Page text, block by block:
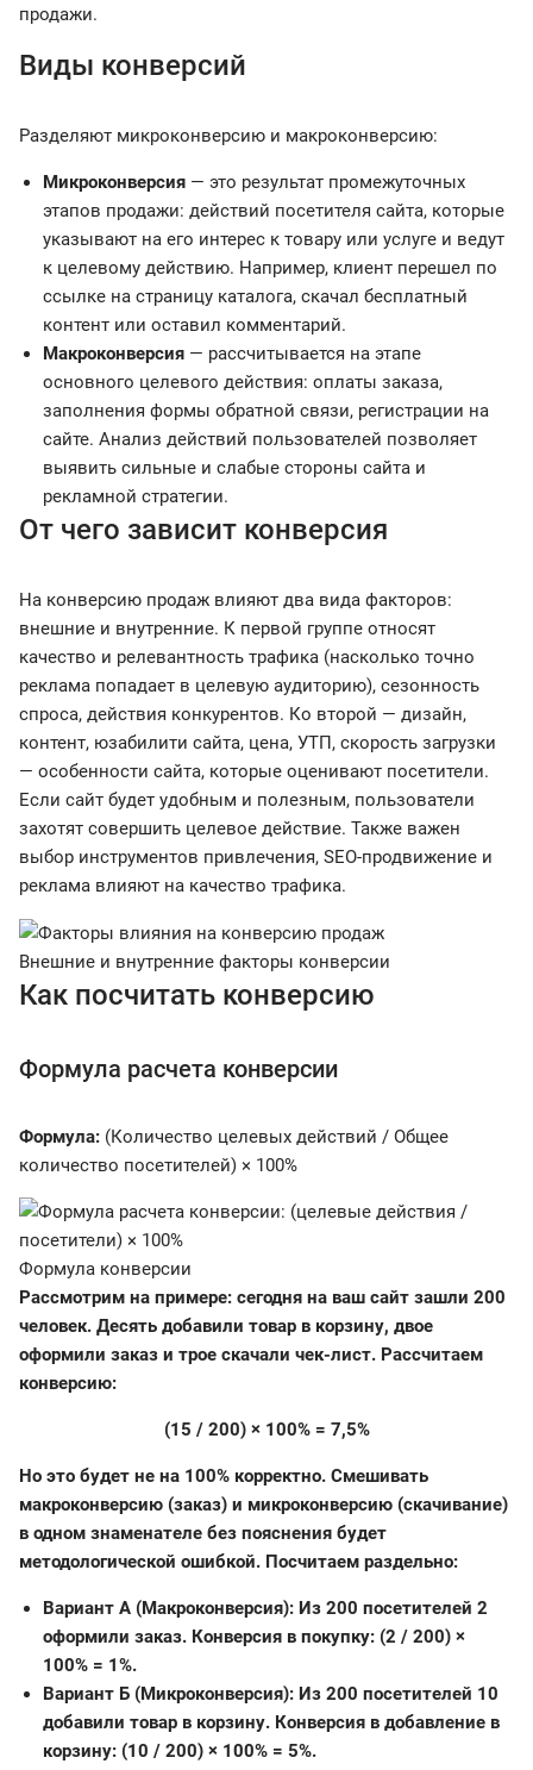
продажи.
Виды конверсий
Разделяют микроконверсию и макроконверсию:
Микроконверсия — это результат промежуточных
этапов продажи: действий посетителя сайта, которые
указывают на его интерес к товару или услуге и ведут
к целевому действию. Например, клиент перешел по
ссылке на страницу каталога, скачал бесплатный
контент или оставил комментарий.
Макроконверсия — рассчитывается на этапе
основного целевого действия: оплаты заказа,
заполнения формы обратной связи, регистрации на
сайте. Анализ действий пользователей позволяет
выявить сильные и слабые стороны сайта и
рекламной стратегии.
От чего зависит конверсия
На конверсию продаж влияют два вида факторов:
внешние и внутренние. К первой группе относят
качество и релевантность трафика (насколько точно
реклама попадает в целевую аудиторию), сезонность
спроса, действия конкурентов. Ко второй — дизайн,
контент, юзабилити сайта, цена, УТП, скорость загрузки
— особенности сайта, которые оценивают посетители.
Если сайт будет удобным и полезным, пользователи
захотят совершить целевое действие. Также важен
выбор инструментов привлечения, SEO-продвижение и
реклама влияют на качество трафика.
Внешние и внутренние факторы конверсии
Как посчитать конверсию
Формула расчета конверсии
Формула: (Количество целевых действий / Общее
количество посетителей) × 100%
Формула конверсии
Рассмотрим на примере: сегодня на ваш сайт зашли 200
человек. Десять добавили товар в корзину, двое
оформили заказ и трое скачали чек-лист. Рассчитаем
конверсию:
(15 / 200) × 100% = 7,5%
Но это будет не на 100% корректно. Смешивать
макроконверсию (заказ) и микроконверсию (скачивание)
в одном знаменателе без пояснения будет
методологической ошибкой. Посчитаем раздельно:
Вариант А (Макроконверсия): Из 200 посетителей 2
оформили заказ. Конверсия в покупку: (2 / 200) ×
100% = 1%.
Вариант Б (Микроконверсия): Из 200 посетителей 10
добавили товар в корзину. Конверсия в добавление в
корзину: (10 / 200) × 100% = 5%.